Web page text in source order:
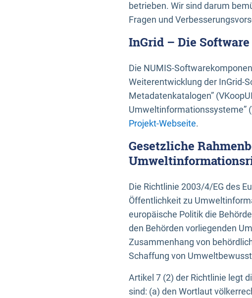
betrieben. Wir sind darum
Fragen und
InGrid – Die
Die NUMIS-
Weiterentwicklung der InGrid-
Metadatenkatalogen”
Umweltinformationssysteme”
Projekt-Webseite.
Gesetzliche
Die Richtlinie 2003/4/EG des
Öffentlichkeit zu
europäische Politik die
den Behörden vorliegenden
Zusammenhang von
Schaffung von
Artikel 7 (2) der Richtlinie legt
sind: (a) den Wortlaut